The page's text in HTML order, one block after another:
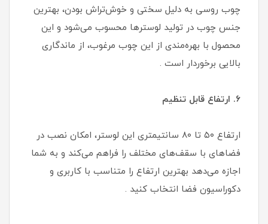
چوب روسی به دلیل سختی و خوش‌تراش بودن، بهترین
جنس چوب در تولید لوسترها محسوب می‌شود و این
محصول با بهره‌مندی از این چوب مرغوب، از ماندگاری
بالایی برخوردار است .
۶. ارتفاع قابل تنظیم
ارتفاع ۵۰ تا ۸۰ سانتیمتری این لوستر، امکان نصب در
فضاهای با سقف‌های مختلف را فراهم می‌کند و به شما
اجازه می‌دهد بهترین ارتفاع را متناسب با کاربری و
دکوراسیون فضا انتخاب کنید .